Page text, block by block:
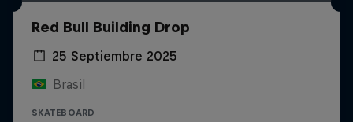
Red Bull Building Drop
25 Septiembre 2025
Brasil
SKATEBOARD